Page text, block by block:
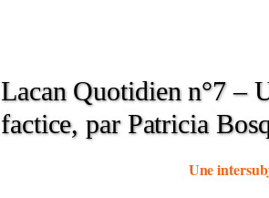
Lacan Quotidien n°7 –
factice, par Patricia
Une